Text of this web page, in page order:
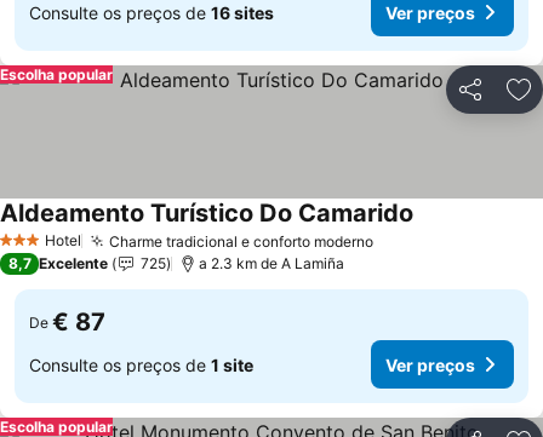
Consulte os preços de 16 sites Ver preços
Partilhar
Escolha popular
3 EstrelasHotel Charme tradicional e conforto moderno
Aldeamento Turístico Do Camarido
8,7 Excelente 725 a 2.3 km de A Lamiña
De € 87
Consulte os preços de 1 site Ver preços
Escolha popular